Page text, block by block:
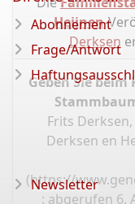
Heijnen-
Derksen
Geben Sie
Frits
Derksen en
(https://
: abgerufen 6.
Abonnement
Frage/Antwort
Newsletter